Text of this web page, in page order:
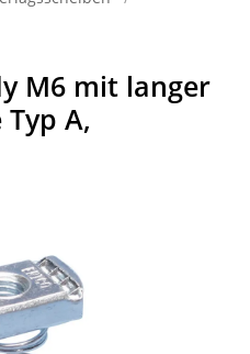
M6 mit langer
A,